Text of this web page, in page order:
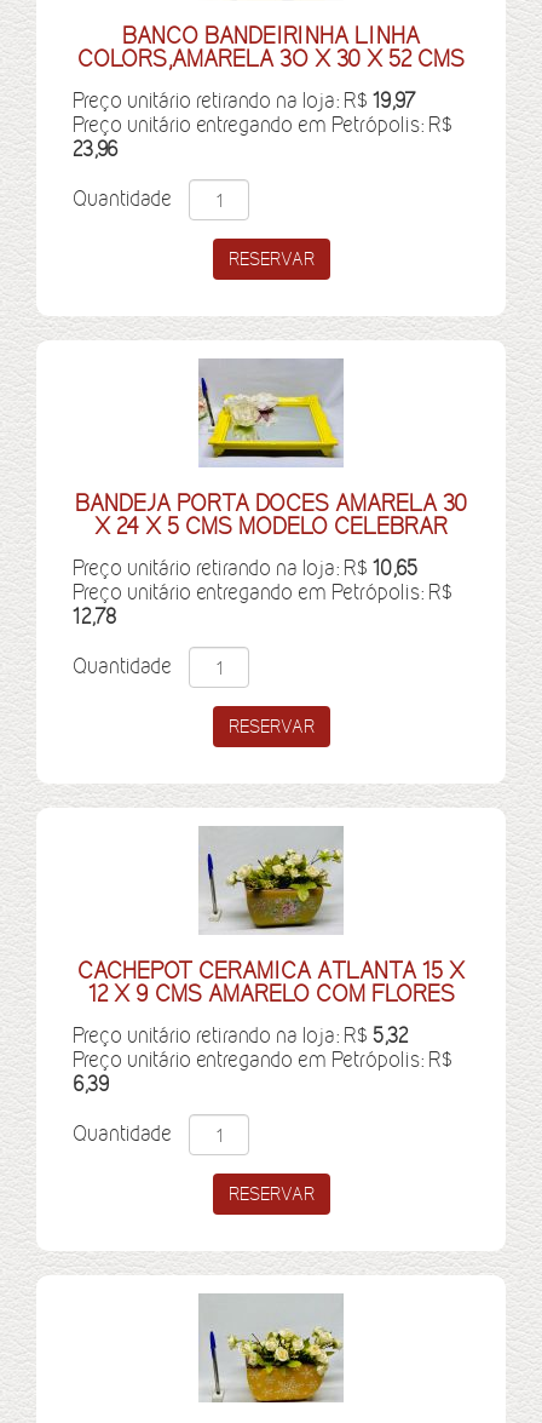
BANCO BANDEIRINHA LINHA
COLORS,AMARELA 3O X 30 X 52 CMS
Preço unitário retirando na loja: R$ 19,97
Preço unitário entregando em Petrópolis: R$
23,96
Quantidade
BANDEJA PORTA DOCES AMARELA 30
X 24 X 5 CMS MODELO CELEBRAR
Preço unitário retirando na loja: R$ 10,65
Preço unitário entregando em Petrópolis: R$
12,78
Quantidade
CACHEPOT CERAMICA ATLANTA 15 X
12 X 9 CMS AMARELO COM FLORES
Preço unitário retirando na loja: R$ 5,32
Preço unitário entregando em Petrópolis: R$
6,39
Quantidade